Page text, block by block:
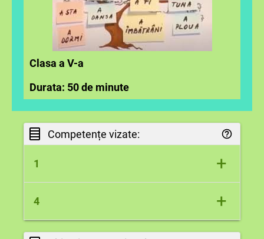
Clasa a V-a
Durata: 50 de minute
Competențe vizate:
1 +
Participarea la interacțiuni verbale în
diverse situații de comunicare prin
receptarea și producerea textului oral
4 +
Utilizareacorectă,adecvată și eficientă a